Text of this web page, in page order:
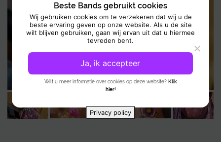
Beste Bands gebruikt cookies
Wij gebruiken cookies om te verzekeren dat wij u de
beste ervaring geven op onze website. Als u de site
wilt blijven gebruiken, gaan wij ervan uit dat u hiermee
tevreden bent.
Wilt u meer informatie over cookies op deze website? Klik
hier!
Ja, ik accepteer
Privacy policy